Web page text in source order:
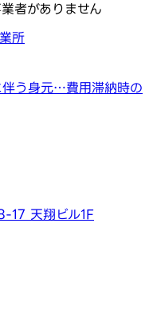
者がありません
所
伴う身元…費用滞納時の
17 天翔ビル1F